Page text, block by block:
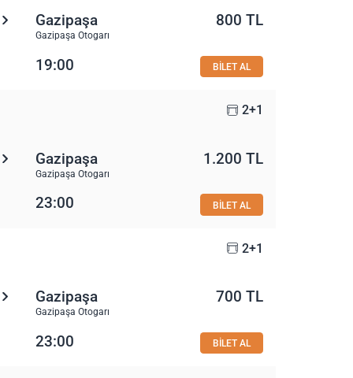
Gazipaşa
Gazipaşa Otogarı
800 TL
19:00 BİLET AL
2+1
Gazipaşa
Gazipaşa Otogarı
1.200 TL
23:00 BİLET AL
2+1
Gazipaşa
Gazipaşa Otogarı
700 TL
23:00 BİLET AL